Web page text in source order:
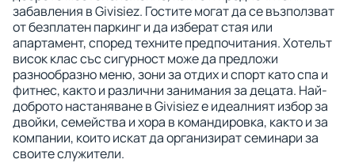
забавления в Givisiez. Гостите могат да се възползват
от безплатен паркинг и да изберат стая или
апартамент, според техните предпочитания. Хотелът
висок клас със сигурност може да предложи
разнообразно меню, зони за отдих и спорт като спа и
фитнес, както и различни занимания за децата. Най-
доброто настаняване в Givisiez е идеалният избор за
двойки, семейства и хора в командировка, както и за
компании, които искат да организират семинари за
своите служители.